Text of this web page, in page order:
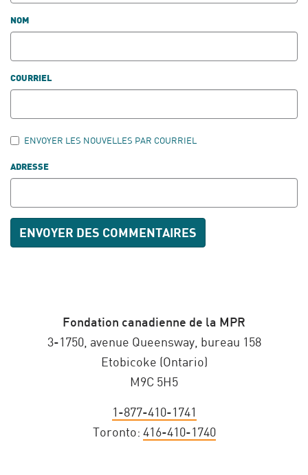
NOM
COURRIEL
ENVOYER LES NOUVELLES PAR COURRIEL
ADRESSE
Fondation canadienne de la MPR
3-1750, avenue Queensway, bureau 158
Etobicoke (Ontario)
M9C 5H5
1-877-410-1741
Toronto: 416-410-1740